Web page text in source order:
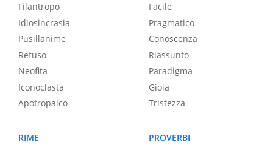
Filantropo
Idiosincrasia
Pusillanime
Refuso
Neofita
Iconoclasta
Apotropaico
Facile
Pragmatico
Conoscenza
Riassunto
Paradigma
Gioia
Tristezza
RIME
PROVERBI